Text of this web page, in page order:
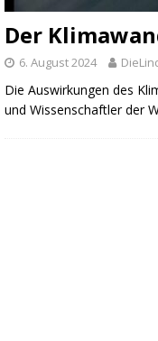
Der
6. August 2024
Die Auswirkungen des
und Wissenschaftler der